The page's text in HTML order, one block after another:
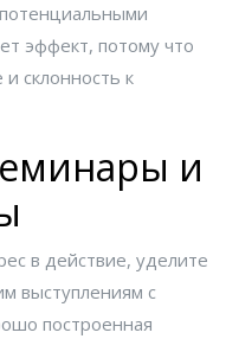
эффект, потому что
склонность к
и
в действие, уделите
выступлениям с
построенная